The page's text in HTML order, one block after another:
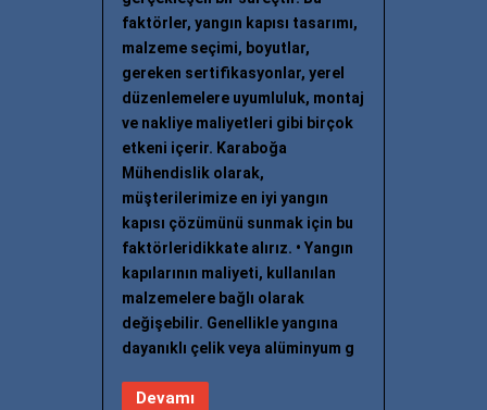
faktörler, yangın kapısı tasarımı,
malzeme seçimi, boyutlar,
gereken sertifikasyonlar, yerel
düzenlemelere uyumluluk, montaj
ve nakliye maliyetleri gibi birçok
etkeni içerir. Karaboğa
Mühendislik olarak,
müşterilerimize en iyi yangın
kapısı çözümünü sunmak için bu
faktörleridikkate alırız. • Yangın
kapılarının maliyeti, kullanılan
malzemelere bağlı olarak
değişebilir. Genellikle yangına
dayanıklı çelik veya alüminyum g
Devamı